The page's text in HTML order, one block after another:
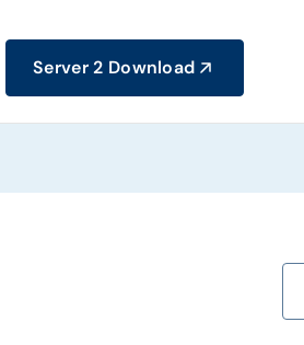
Server 2 Download